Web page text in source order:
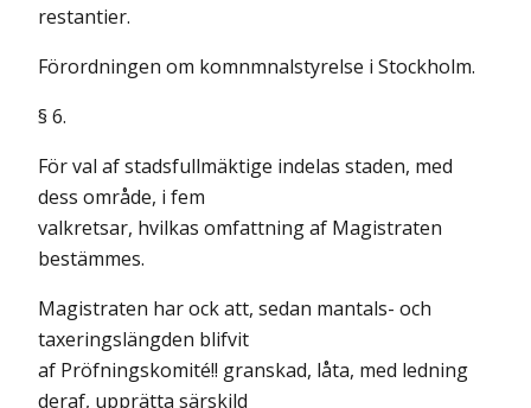
restantier.
Förordningen om komnmnalstyrelse i Stockholm.
§ 6.
För val af stadsfullmäktige indelas staden, med
dess område, i fem
valkretsar, hvilkas omfattning af Magistraten
bestämmes.
Magistraten har ock att, sedan mantals- och
taxeringslängden blifvit
af Pröfningskomité!! granskad, låta, med ledning
deraf, upprätta särskild